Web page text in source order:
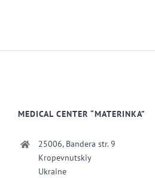
MEDICAL CENTER “MATERINKA”
25006, Bandera str. 9
Kropevnutskiy
Ukraine